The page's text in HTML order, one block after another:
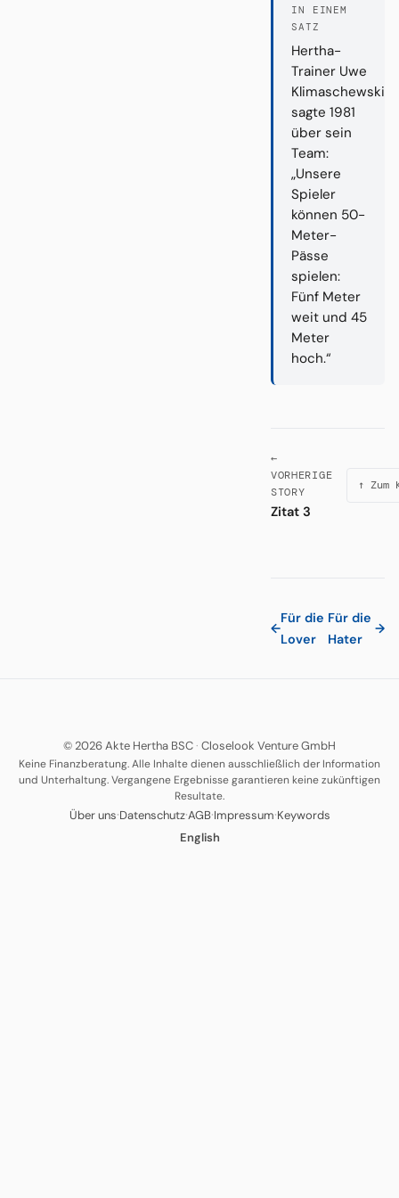
IN EINEM
SATZ
Hertha-
Trainer Uwe
Klimaschewski
sagte 1981
über sein
Team:
„Unsere
Spieler
können 50-
Meter-
Pässe
spielen:
Fünf Meter
weit und 45
Meter
hoch.“
←
VORHERIGE
STORY
Zitat 3
↑
←
Für die
Lover
Für die
Hater
→
© 2026 Akte Hertha BSC· Closelook Venture GmbH
Keine Finanzberatung. Alle Inhalte dienen ausschließlich der Information
und Unterhaltung. Vergangene Ergebnisse garantieren keine zukünftigen
Resultate.
Über uns·Datenschutz·AGB·Impressum·Keywords
English